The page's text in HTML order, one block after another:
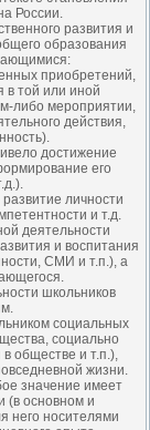
России.
развития и
образования
приобретений,
в той или иной
либо мероприятии,
действия,
достижение
его
личности
и т.д.
деятельности
и воспитания
СМИ и т.п.), а
школьников
социальных
социально
обществе и т.п.),
жизни.
значение имеет
(в основном и
него носителями